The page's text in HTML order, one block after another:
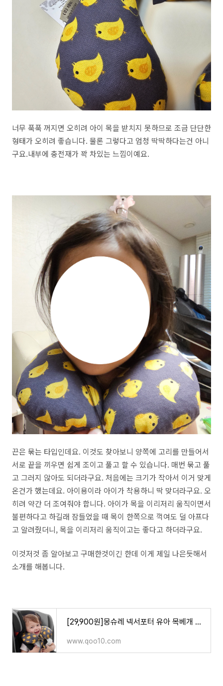
너무 푹푹 꺼지면 오히려 아이 목을 받치지 못하므로 조금 단단한
형태가 오히려 좋습니다. 물론 그렇다고 엄청 딱딱하다는건 아니
구요.내부에 충전재가 꽉 차있는 느낌이예요.
끈은 묶는 타입인데요. 이것도 찾아보니 양쪽에 고리를 만들어서
서로 끝을 끼우면 쉽게 조이고 풀고 할 수 있습니다. 매번 묶고 풀
고 그러지 않아도 되더라구요. 처음에는 크기가 작아서 이거 맞게
온건가 했는데요. 아이용이라 아이가 착용하니 딱 맞더라구요. 오
히려 약간 더 조여줘야 합니다. 아이가 목을 이리저리 움직이면서
불편하다고 하길래 잠들었을 때 목이 한쪽으로 꺽여도 덜 아프다
고 알려줬더니, 목을 이리저리 움직이고는 좋다고 하더라구요.
이것저것 좀 알아보고 구매한것이긴 한데 이게 제일 나은듯해서
소개를 해봅니다.
[29,900원]몽슈레 넥서포터 유아 목베개 목쿠션
www.qoo10.com